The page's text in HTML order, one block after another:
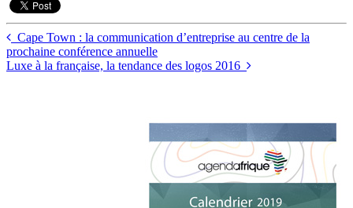
Cape Town : la communication d’entreprise au centre de la
prochaine conférence annuelle
Luxe à la française, la tendance des logos 2016